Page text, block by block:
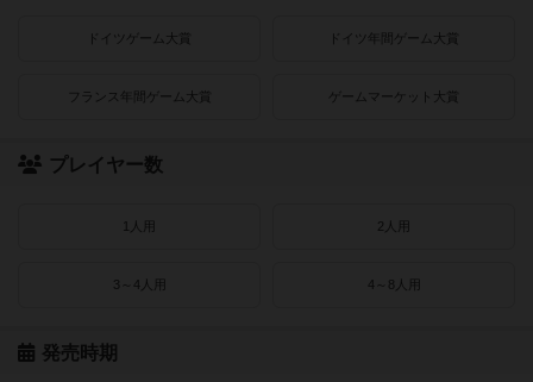
ドイツゲーム大賞 ドイツ年間ゲーム大賞
フランス年間ゲーム大賞 ゲームマーケット大賞
プレイヤー数
1人用 2人用
3～4人用 4～8人用
発売時期